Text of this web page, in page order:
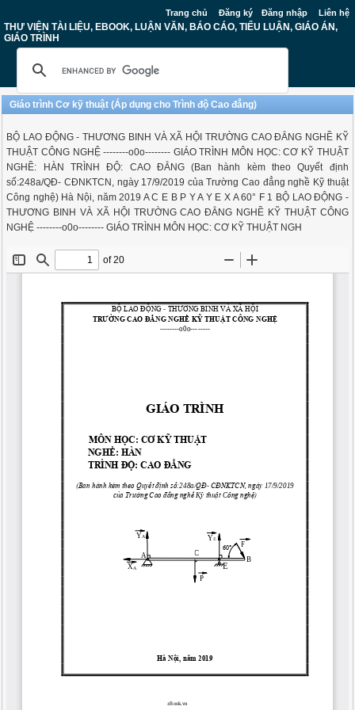
Trang chủ Đăng ký Đăng nhập Liên hệ
THƯ VIỆN TÀI LIỆU, EBOOK, LUẬN VĂN, BÁO CÁO, TIỂU LUẬN, GIÁO ÁN,
GIÁO TRÌNH
Giáo trình Cơ kỹ thuật (Áp dụng cho Trình độ Cao đẳng)
BỘ LAO ĐỘNG - THƯƠNG BINH VÀ XÃ HỘI TRƯỜNG CAO ĐẲNG NGHỀ KỸ
THUẬT CÔNG NGHỆ --------o0o-------- GIÁO TRÌNH MÔN HỌC: CƠ KỸ THUẬT
NGHỀ: HÀN TRÌNH ĐỘ: CAO ĐẲNG (Ban hành kèm theo Quyết định
số:248a/QĐ- CĐNKTCN, ngày 17/9/2019 của Trường Cao đẳng nghề Kỹ thuật
Công nghệ) Hà Nội, năm 2019 A C E B P Y A Y E X A 60° F 1 BỘ LAO ĐỘNG -
THƯƠNG BINH VÀ XÃ HỘI TRƯỜNG CAO ĐẲNG NGHỀ KỸ THUẬT CÔNG
NGHỆ --------o0o-------- GIÁO TRÌNH MÔN HỌC: CƠ KỸ THUẬT NGH